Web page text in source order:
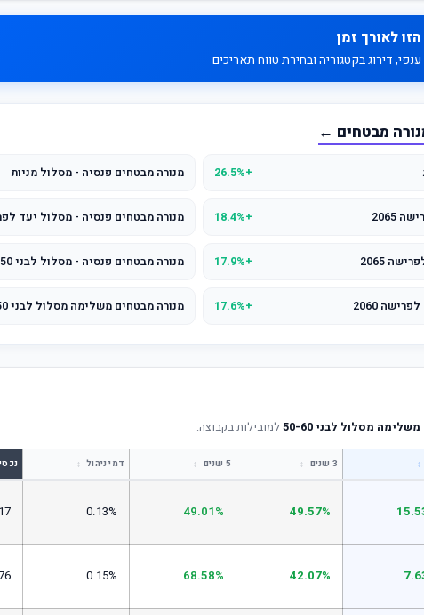
לאורך זמן
דירוג בקטגוריה ובחירת טווח תאריכים
מבטחים ←
+26.5% מנורה מבטחים פנסיה - מסלול מניות
2065
+18.4% מנורה מבטחים פנסיה - מסלול יעד
2065
+17.9% מנורה מבטחים פנסיה - מסלול לבני 50 ומטה
2060
+17.6% מנורה מבטחים משלימה מסלול לבני 50 ומטה
מסלול לבני 50-60 למובילות בקבוצה:
↕ 3 שנים ↕ 5 שנים ↕ דמי ניהול ↕
49.57%
49.01%
0.13%
42.07%
68.58%
0.15%